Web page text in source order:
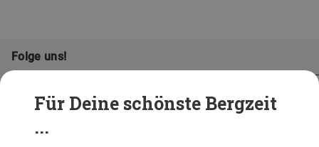
Für Deine schönste Bergzeit
...
Folge uns!